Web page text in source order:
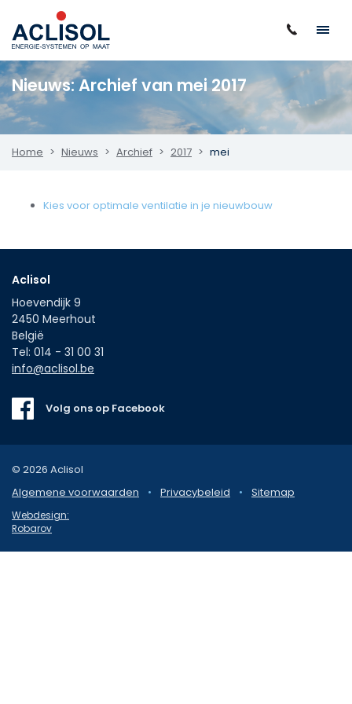
Nieuws: Archief van mei 2017
Home Nieuws Archief 2017 mei
Kies voor optimale ventilatie in je nieuwbouw
Aclisol
Hoevendijk 9
2450 Meerhout
België
Tel: 014 - 31 00 31
info@aclisol.be
Volg ons op Facebook
© 2026 Aclisol
Algemene voorwaarden
• Privacybeleid • Sitemap
Webdesign:
Robarov